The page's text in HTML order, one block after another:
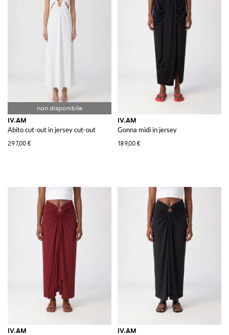
IV.AM
Abito cut-out in jersey cut-out
297,00 €
IV.AM
Gonna midi in jersey
189,00 €
IV.AM IV.AM